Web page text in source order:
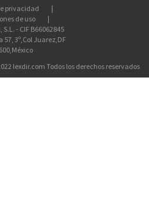
privacidad
de uso
- CIF B66062845
57, 3º,Col Juarez,DF
lexdir.com Todos los derechos reservados